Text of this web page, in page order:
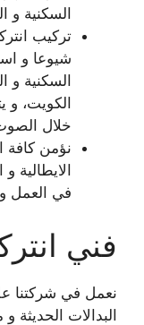
السكنية و
تركيب
شيوعا و
السكنية و
الكويت، و
خلال
نؤمن كافة
الايطالية
في العمل
فني
نعمل في شركتنا
البدالات الحديثة